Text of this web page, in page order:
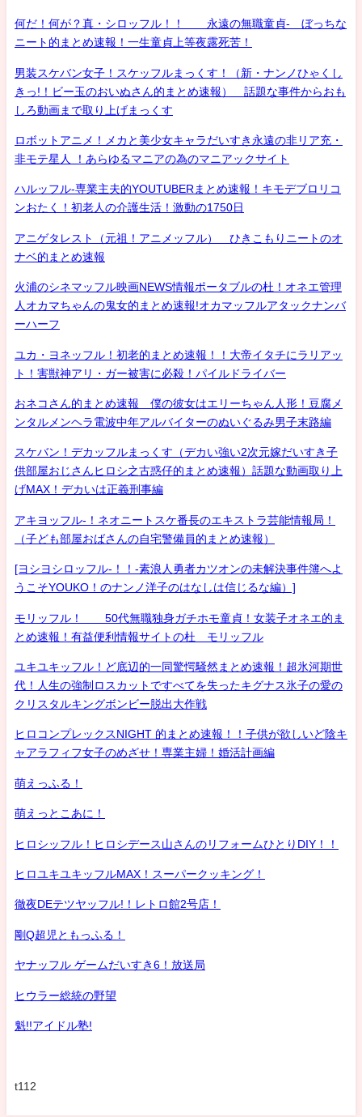
何だ！何が？真・シロッフル！！ 永遠の無職童貞- ぼっちな
ニート的まとめ速報！一生童貞上等夜露死苦！
男装スケバン女子！スケッフルまっくす！（新・ナンノひゃくし
きっ!！ビー玉のおいぬさん的まとめ速報） 話題な事件からおも
しろ動画まで取り上げまっくす
ロボットアニメ！メカと美少女キャラだいすき永遠の非リア充・
非モテ星人 ！あらゆるマニアの為のマニアックサイト
ハルッフル-専業主夫的YOUTUBERまとめ速報！キモデブロリコ
ンおたく！初老人の介護生活！激動の1750日
アニゲタレスト（元祖！アニメッフル） ひきこもりニートのオ
ナベ的まとめ速報
火浦のシネマッフル映画NEWS情報ポータブルの杜！オネエ管理
人オカマちゃんの鬼女的まとめ速報!オカマッフルアタックナンバ
ーハーフ
ユカ・ヨネッフル！初老的まとめ速報！！大帝イタチにラリアッ
ト！害獣神アリ・ガー被害に必殺！パイルドライバー
おネコさん的まとめ速報 僕の彼女はエリーちゃん人形！豆腐メ
ンタルメンヘラ電波中年アルバイターのぬいぐるみ男子末路編
スケバン！デカッフルまっくす（デカい強い2次元嫁だいすき子
供部屋おじさんヒロシ之古惑仔的まとめ速報）話題な動画取り上
げMAX！デカいは正義刑事編
アキヨッフル-！ネオニートスケ番長のエキストラ芸能情報局！
（子ども部屋おばさんの自宅警備員的まとめ速報）
[ヨシヨシロッフル-！！-素浪人勇者カツオンの未解決事件簿へよ
うこそYOUKO！のナンノ洋子のはなしは信じるな編）]
モリッフル！ 50代無職独身ガチホモ童貞！女装子オネエ的ま
とめ速報！有益便利情報サイトの杜 モリッフル
ユキユキッフル！ど底辺的一同驚愕騒然まとめ速報！超氷河期世
代！人生の強制ロスカットですべてを失ったキグナス氷子の愛の
クリスタルキングボンビー脱出大作戦
ヒロコンプレックスNIGHT 的まとめ速報！！子供が欲しいど陰キ
ャアラフィフ女子のめざせ！専業主婦！婚活計画編
萌えっふる！
萌えっとこあに！
ヒロシッフル！ヒロシデース山さんのリフォームひとりDIY！！
ヒロユキユキッフルMAX！スーパークッキング！
徹夜DEテツヤッフル!！レトロ館2号店！
剛Q超児ともっふる！
ヤナッフル ゲームだいすき6！放送局
ヒウラー総統の野望
魁!!アイドル塾!
t112